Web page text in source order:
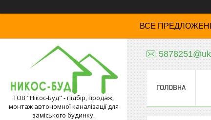
ВСЕ
ТОВ "Нікос-Буд" - підбір, продаж,
монтаж автономної каналізації для
заміського будинку.
ГОЛОВНА